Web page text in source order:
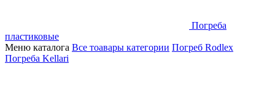
Погреба
пластиковые
Меню каталога Все тоавары категории Погреб Rodlex
Погреба Kellari